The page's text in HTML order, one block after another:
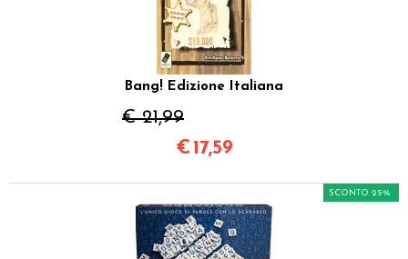
Bang! Edizione Italiana
€ 21,99
€ 17,59
SCONTO 25%